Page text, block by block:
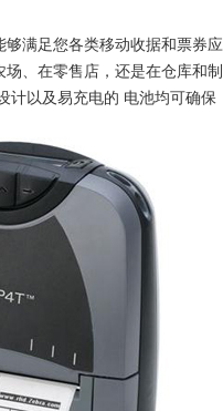
满足您各类移动收据和票券应
、在零售店，还是在仓库和制
计以及易充电的 电池均可确保